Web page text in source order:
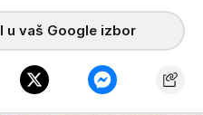
u vaš Google izbor